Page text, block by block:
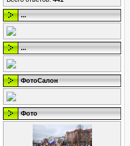
...
...
ФотоСалон
Фото